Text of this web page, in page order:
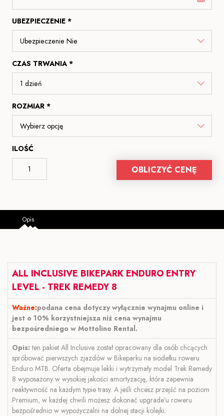
UBEZPIECZENIE *
CZAS TRWANIA *
ROZMIAR *
ILOŚĆ
OBLICZYĆ CENĘ
Opis
ALL INCLUSIVE BIKEPARK ENDURO ENTRY
LEVEL - TREK REMEDY 8
Ważne:podana cena dotyczy wyłącznie wynajmu online i
jest o 10% korzystniejsza niż cena wynajmu
bezpośredniego w Mottolino Rental.
Opis: ten pakiet All Inclusive został opracowany dla osób chcących
spróbować pierwszych zjazdów w Bikeparku na siodełku roweru
Enduro MTB. Oferta obejmuje lekki i wytrzymały model Trek Remedy
8 wyposażony w wysokiej jakości amortyzację, która zapewnia
reaktywność na każdym typie trasy. A jeśli chcesz przejść na poziom
Premium, w każdej chwili możesz dokonać upgrade’u roweru
bezpośrednio w wypożyczalni na dolnej stacji kolejki.